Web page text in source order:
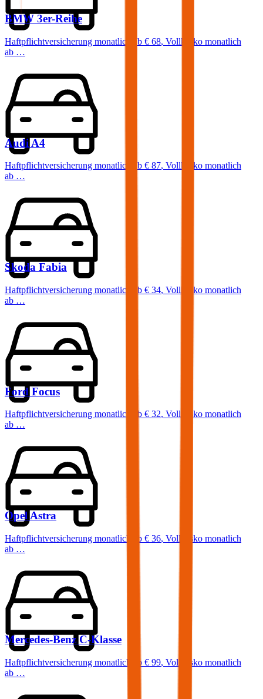
BMW 3er-Reihe
Haftpflichtversicherung monatlich ab € 68, Vollkasko monatlich
ab …
Audi A4
Haftpflichtversicherung monatlich ab € 87, Vollkasko monatlich
ab …
Skoda Fabia
Haftpflichtversicherung monatlich ab € 34, Vollkasko monatlich
ab …
Ford Focus
Haftpflichtversicherung monatlich ab € 32, Vollkasko monatlich
ab …
Opel Astra
Haftpflichtversicherung monatlich ab € 36, Vollkasko monatlich
ab …
Mercedes-Benz C-Klasse
Haftpflichtversicherung monatlich ab € 99, Vollkasko monatlich
ab …